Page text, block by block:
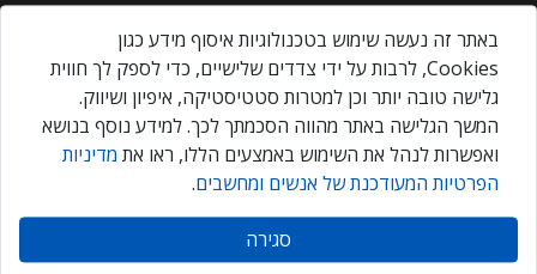
About Us
Privacy Policy
Contact Us
Our Events
אנשים ומחשבים © 2026 – כל הזכויות שמורות
באתר זה נעשה שימוש בטכנולוגיות איסוף מידע כגון
Cookies, לרבות על ידי צדדים שלישיים, כדי לספק לך חווית
גלישה טובה יותר וכן למטרות סטטיסטיקה, איפיון ושיווק.
המשך הגלישה באתר מהווה הסכמתך לכך. למידע נוסף בנושא
ואפשרות לנהל את השימוש באמצעים הללו, ראו את מדיניות
הפרטיות המעודכנת של אנשים ומחשבים.
סגירה